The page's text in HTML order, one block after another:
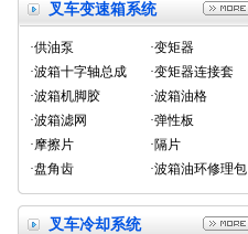
叉车变速箱系统
·供油泵
·变矩器
·波箱十字轴总成
·变矩器连接套
·波箱机脚胶
·波箱油格
·波箱滤网
·弹性板
·摩擦片
·隔片
·盘角齿
·波箱油环修理包
叉车冷却系统